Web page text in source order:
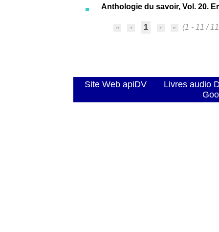
Anthologie du savoir, Vol. 20.
1 (1 - 11 /
Site Web apiDV
Livres audio